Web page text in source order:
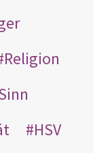
Religion
HSV